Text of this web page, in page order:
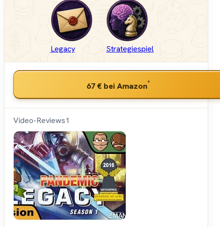
Legacy Strategiespiel
67 € bei Amazon*
Video-Reviews1